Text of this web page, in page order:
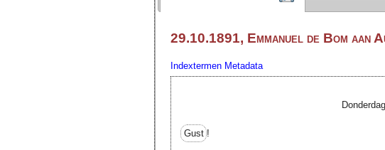
29.10.1891, Emmanuel de Bom aan
Indextermen Metadata
Gust !